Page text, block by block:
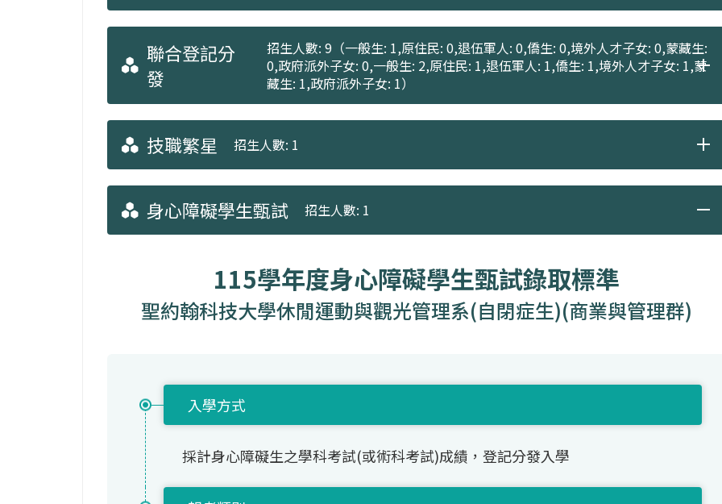
聯合登記分
發
招生人數: 9（一般生: 1,原住民: 0,退伍軍人: 0,僑生: 0,境外人才子女: 0,蒙藏生:
0,政府派外子女: 0,一般生: 2,原住民: 1,退伍軍人: 1,僑生: 1,境外人才子女: 1,蒙
藏生: 1,政府派外子女: 1）
技職繁星 招生人數: 1
身心障礙學生甄試 招生人數: 1
115學年度身心障礙學生甄試錄取標準
聖約翰科技大學休閒運動與觀光管理系(自閉症生)(商業與管理群)
入學方式
採計身心障礙生之學科考試(或術科考試)成績，登記分發入學